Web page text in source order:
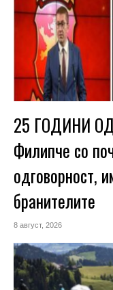
25 ГОДИНИ
Филипче со
одговорност,
бранителите
8 август, 2026